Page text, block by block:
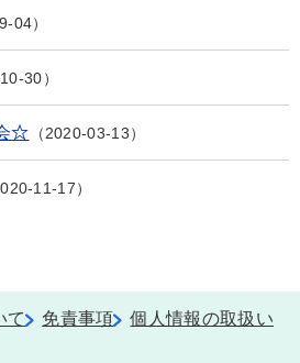
04
30
☆ 2020-03-13
11-17
て 免責事項
個人情報の取扱い